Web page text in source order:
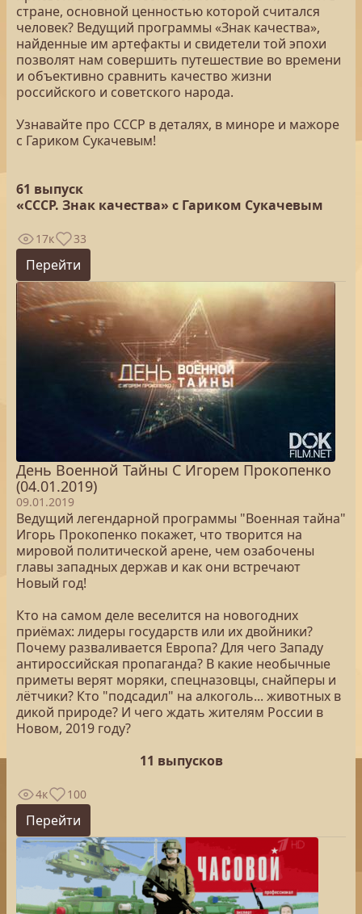
стране, основной ценностью которой считался
человек? Ведущий программы «Знак качества»,
найденные им артефакты и свидетели той эпохи
позволят нам совершить путешествие во времени
и объективно сравнить качество жизни
российского и советского народа.
Узнавайте про СССР в деталях, в миноре и мажоре
с Гариком Сукачевым!
61 выпуск
«СССР. Знак качества» с Гариком Сукачевым
17к 33
Перейти
День Военной Тайны С Игорем Прокопенко
(04.01.2019)
09.01.2019
Ведущий легендарной программы "Военная тайна"
Игорь Прокопенко покажет, что творится на
мировой политической арене, чем озабочены
главы западных держав и как они встречают
Новый год!
Кто на самом деле веселится на новогодних
приёмах: лидеры государств или их двойники?
Почему разваливается Европа? Для чего Западу
антироссийская пропаганда? В какие необычные
приметы верят моряки, спецназовцы, снайперы и
лётчики? Кто "подсадил" на алкоголь... животных в
дикой природе? И чего ждать жителям России в
Новом, 2019 году?
11 выпусков
4к 100
Перейти